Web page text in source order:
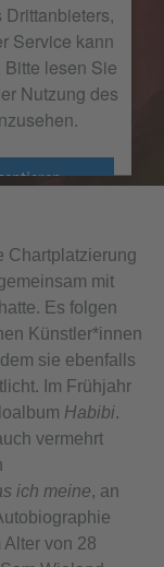
Service kann
lesen Sie
Nutzung des
Chartplatzierung
mit
Es folgen
Künstler*innen
sie ebenfalls
Im Frühjahr
Habibi.
vermehrt
ich meine, an
Alter von 28